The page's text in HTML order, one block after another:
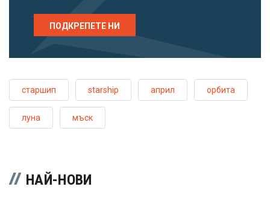
ПОДКРЕПЕТЕ НИ
старшип starship април орбита
луна мъск
НАЙ-НОВИ